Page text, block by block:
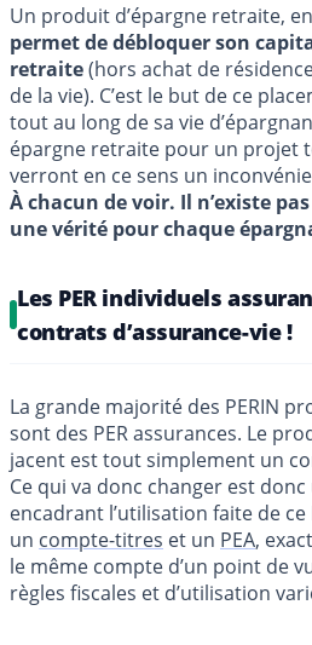
Un produit d’épargne retraite,
permet de débloquer son
retraite(hors achat de
de la vie). C’est le but de ce
tout au long de sa vie
épargne retraite pour un projet
verront en ce sens un
À chacun de voir. Il n’existe
une vérité pour chaque
Les PER individuels
contrats d’assurance-vie !
La grande majorité des PERIN
sont des PER assurances. Le
jacent est tout simplement un
Ce qui va donc changer est
encadrant l’utilisation faite de ce
un compte-titres et un PEA,
le même compte d’un point de
règles fiscales et d’utilisation